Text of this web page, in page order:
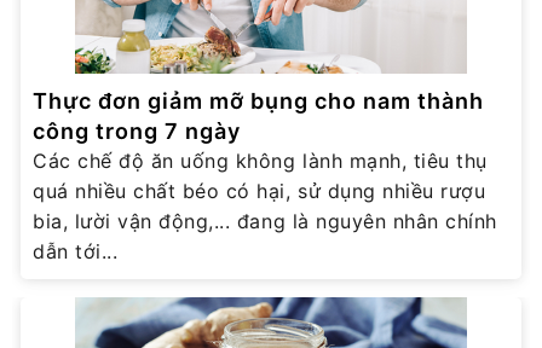
Thực đơn giảm mỡ bụng cho nam thành
công trong 7 ngày
Các chế độ ăn uống không lành mạnh, tiêu thụ
quá nhiều chất béo có hại, sử dụng nhiều rượu
bia, lười vận động,... đang là nguyên nhân chính
dẫn tới...